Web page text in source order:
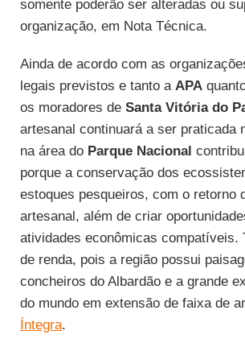
somente poderão ser alteradas ou
organização, em Nota Técnica.
Ainda de acordo com as
legais previstos e tanto a APA
os moradores de Santa Vitória do
artesanal continuará a ser praticada
na área do Parque Nacional
porque a conservação dos
estoques pesqueiros, com o retorno
artesanal, além de criar
atividades econômicas compatíveis.
de renda, pois a região possui
concheiros do Albardão e a grande
do mundo em extensão de faixa de
Íntegra.